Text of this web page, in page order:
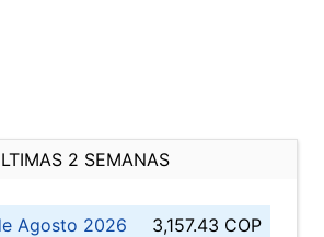
2 SEMANAS
Agosto 2026
3,157.43 COP